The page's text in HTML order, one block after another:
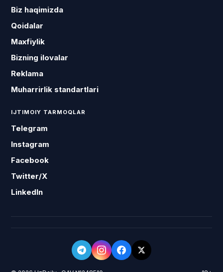
Biz haqimizda
Qoidalar
Maxfiylik
Bizning ilovalar
Reklama
Muharrirlik standartlari
IJTIMOIY TARMOQLAR
Telegram
Instagram
Facebook
Twitter/X
LinkedIn